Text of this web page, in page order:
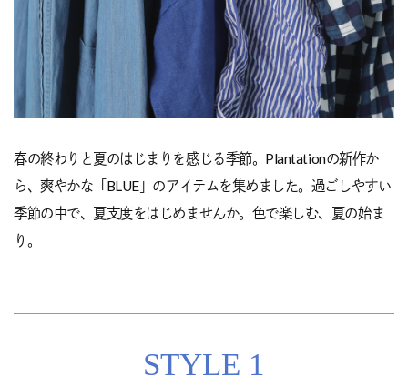
春の終わりと夏のはじまりを感じる季節。Plantationの新作か
ら、爽やかな「BLUE」のアイテムを集めました。過ごしやすい
季節の中で、夏支度をはじめませんか。色で楽しむ、夏の始ま
り。
STYLE 1